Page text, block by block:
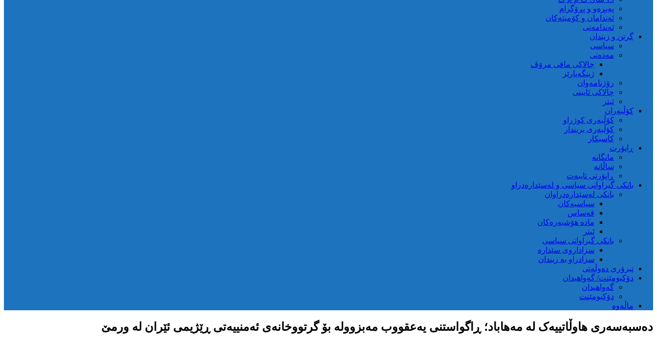
پەیڕەو و پڕۆگرام
ئەندامان و کۆمیتەکان
ئەندامەتی
گرتن و زیندان
سیاسی
مەدەنی
چالاکی مافی مرۆڤ
ژینگەپارێز
رۆژنامەوان
چالاکی ئایینی
ئیتر
کۆڵبەران
کۆڵبەری کوژراو
کؤڵبەری بریندار
کاسبکار
ڕاپۆرت
مانگانە
ساڵانە
ڕاپۆرتی تایبەت
بانکی گیراوانی سیاسی و لەسێدارەدراو
بانکی لەسێدارەدراوان
سیاسیەکان
قەساس
مادە هۆشبەرەکان
ئیتر
بانکی گیراوانی سیاسی
سزاداروی سێدارە
سزادراو بە زیندان
تیرۆری دەوڵەتی
دۆکیومێنت/ گەواهیدان
گەواهیدان
دۆکیومێنت
ماڵەوە
دەسبەسەری هاوڵاتییەک لە مەهاباد؛ ڕاگواستنی یەعقووب مەبزوولە بۆ گرتووخانەی ئەمنییەتی ڕێژیمی ئێران لە ورمێ